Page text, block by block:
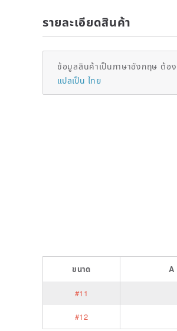
รายละเอียดสินค้า
ข้อมูลสินค้าเป็นภาษาอังกฤษ ต้อ
แปลเป็น ไทย
ขนาด A
#11
#12